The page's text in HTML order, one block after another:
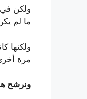
ولكن في
ما لم
ولكنها
مرة
ونرشح